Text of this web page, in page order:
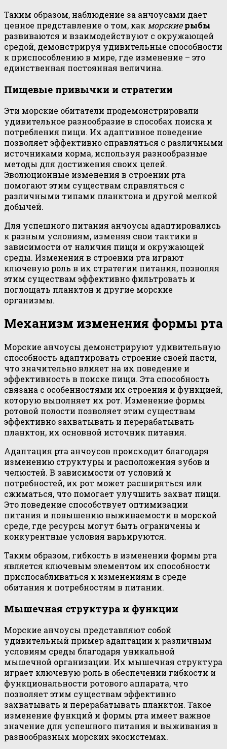
Таким образом, наблюдение за анчоусами дает
ценное представление о том, как морские рыбы
развиваются и взаимодействуют с окружающей
средой, демонстрируя удивительные способности
к приспособлению в мире, где изменение – это
единственная постоянная величина.
Пищевые привычки и стратегии
Эти морские обитатели продемонстрировали
удивительное разнообразие в способах поиска и
потребления пищи. Их адаптивное поведение
позволяет эффективно справляться с различными
источниками корма, используя разнообразные
методы для достижения своих целей.
Эволюционные изменения в строении рта
помогают этим существам справляться с
различными типами планктона и другой мелкой
добычей.
Для успешного питания анчоусы адаптировались
к разным условиям, изменяя свои тактики в
зависимости от наличия пищи и окружающей
среды. Изменения в строении рта играют
ключевую роль в их стратегии питания, позволяя
этим существам эффективно фильтровать и
поглощать планктон и другие морские
организмы.
Механизм изменения формы рта
Морские анчоусы демонстрируют удивительную
способность адаптировать строение своей пасти,
что значительно влияет на их поведение и
эффективность в поиске пищи. Эта способность
связана с особенностями их строения и функцией,
которую выполняет их рот. Изменение формы
ротовой полости позволяет этим существам
эффективно захватывать и перерабатывать
планктон, их основной источник питания.
Адаптация рта анчоусов происходит благодаря
изменению структуры и расположения зубов и
челюстей. В зависимости от условий и
потребностей, их рот может расширяться или
сжиматься, что помогает улучшить захват пищи.
Это поведение способствует оптимизации
питания и повышению выживаемости в морской
среде, где ресурсы могут быть ограничены и
конкурентные условия варьируются.
Таким образом, гибкость в изменении формы рта
является ключевым элементом их способности
приспосабливаться к изменениям в среде
обитания и потребностям в питании.
Мышечная структура и функции
Морские анчоусы представляют собой
удивительный пример адаптации к различным
условиям среды благодаря уникальной
мышечной организации. Их мышечная структура
играет ключевую роль в обеспечении гибкости и
функциональности ротового аппарата, что
позволяет этим существам эффективно
захватывать и перерабатывать планктон. Такое
изменение функций и формы рта имеет важное
значение для успешного питания и выживания в
разнообразных морских экосистемах.